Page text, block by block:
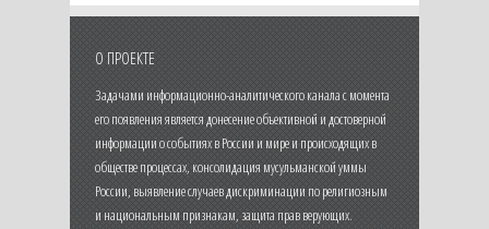
О ПРОЕКТЕ
Задачами информационно-аналитического канала с момента
его появления является донесение объективной и достоверной
информации о событиях в России и мире и происходящих в
обществе процессах, консолидация мусульманской уммы
России, выявление случаев дискриминации по религиозным
и национальным признакам, защита прав верующих.